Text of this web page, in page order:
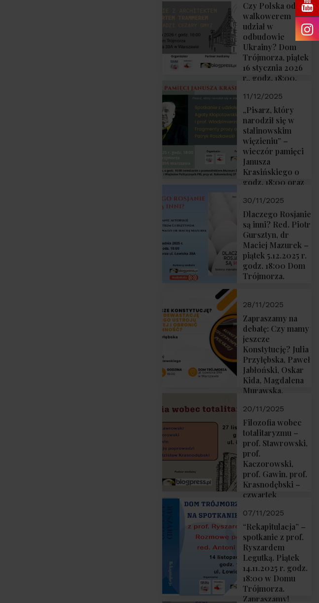
Czy Polska oddaje
walkowerem
udział w
odbudowie
Ukrainy? Dom
Trójmorza, piątek
16 stycznia 2026
r., godz. 18:00.
11/12/2025
„Pisarz, który
narodził się w
stalinowskim
więzieniu” –
wieczór pamięci
Janusza
Krasińskiego o
godz. 18:00 oraz
Muzeum
Żołnierzy
Wyklętych i
Więźniów
Politycznych PRL
o godz. 16:00 – 19
grudnia 2025 r.
30/11/2025
Dlaczego Rosjanie
są inni? Red. Piotr
Gursztyn, dr
Maciej Mazurek –
piątek 5.12.2025 r.
godz. 18:00 Dom
Trójmorza.
28/11/2025
Zapraszamy na
debatę: Czy mamy
jeszcze
Konstytucję? Julia
Przyłębska, Paweł
Jabłoński, Oskar
Kida, Magdalena
Murawska,
Sobolewski – 4
grudnia 2025 r.
godz. 18:00.
20/11/2025
Filozofia wobec
totalitaryzmu –
prof. Stawrowski,
prof.
Kaczorowski,
prof. Gawin, prof.
Krasnodębski –
czwartek
18:00
07/11/2025
“Rekapitulacja” –
spotkanie z prof.
Ryszardem
Legutką. Piątek
14.11.2025 r. godz.
18:00 w Domu
Trójmorza.
Zapraszamy!